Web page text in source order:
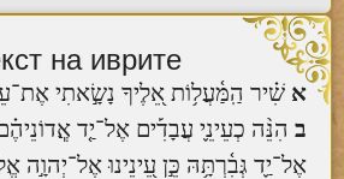
на иврите
א שִׁ֗יר הַֽמַּ֫עֲל֥וֹת אֵ֭לֶיךָ נָשָׂ֣אתִי
ב הִנֵּ֨ה כְעֵינֵ֪י עֲבָדִ֡ים אֶל־יַ֤ד
אֶל־יַ֪ד גְּבִ֫רְתָּ֥הּ כֵּ֣ן עֵ֭ינֵינוּ אֶל־יְהוָ֣ה